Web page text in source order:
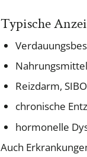
Typische
Reizdarm,
chronische
hormonelle
Auch